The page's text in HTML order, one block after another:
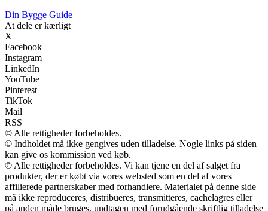
Din Bygge Guide
At dele er kærligt
X
Facebook
Instagram
LinkedIn
YouTube
Pinterest
TikTok
Mail
RSS
© Alle rettigheder forbeholdes.
© Indholdet må ikke gengives uden tilladelse. Nogle links på siden
kan give os kommission ved køb.
© Alle rettigheder forbeholdes. Vi kan tjene en del af salget fra
produkter, der er købt via vores websted som en del af vores
affilierede partnerskaber med forhandlere. Materialet på denne side
må ikke reproduceres, distribueres, transmitteres, cachelagres eller
på anden måde bruges, undtagen med forudgående skriftlig tilladelse